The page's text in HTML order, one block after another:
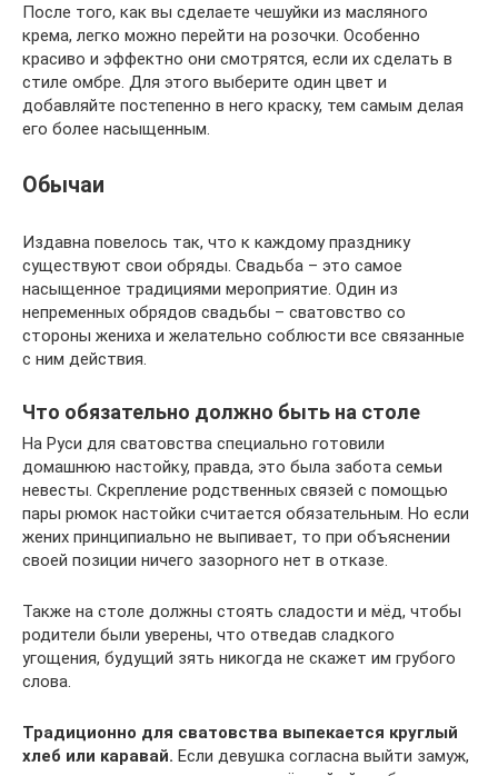
После того, как вы сделаете чешуйки из масляного
крема, легко можно перейти на розочки. Особенно
красиво и эффектно они смотрятся, если их сделать в
стиле омбре. Для этого выберите один цвет и
добавляйте постепенно в него краску, тем самым делая
его более насыщенным.
Обычаи
Издавна повелось так, что к каждому празднику
существуют свои обряды. Свадьба – это самое
насыщенное традициями мероприятие. Один из
непременных обрядов свадьбы – сватовство со
стороны жениха и желательно соблюсти все связанные
с ним действия.
Что обязательно должно быть на столе
На Руси для сватовства специально готовили
домашнюю настойку, правда, это была забота семьи
невесты. Скрепление родственных связей с помощью
пары рюмок настойки считается обязательным. Но если
жених принципиально не выпивает, то при объяснении
своей позиции ничего зазорного нет в отказе.
Также на столе должны стоять сладости и мёд, чтобы
родители были уверены, что отведав сладкого
угощения, будущий зять никогда не скажет им грубого
слова.
Традиционно для сватовства выпекается круглый
хлеб или каравай. Если девушка согласна выйти замуж,